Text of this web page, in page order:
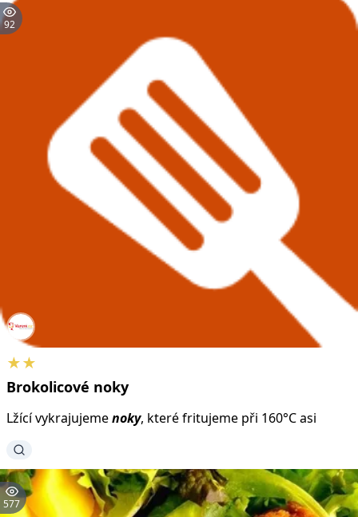
92
★★
Brokolicové noky
Lžící vykrajujemenoky, které fritujeme při 160°C asi
577